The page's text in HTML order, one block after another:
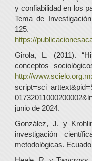
y confiabilidad en los
Tema de
125.
https://
Girola, L. (2011).
conceptos
http://
junio de 2024.
González, J. y
investigación
metodológicas.